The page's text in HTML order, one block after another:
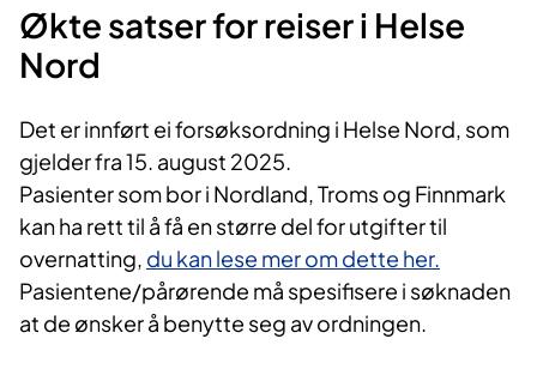
Økte satser for reiser i Helse
Nord
Det er innført ei forsøksordning i Helse Nord, som
gjelder fra 15. august 2025.
Pasienter som bor i Nordland, Troms og Finnmark
kan ha rett til å få en større del for utgifter til
overnatting, du kan lese mer om dette her.
Pasientene/pårørende må spesifisere i søknaden
at de ønsker å benytte seg av ordningen.